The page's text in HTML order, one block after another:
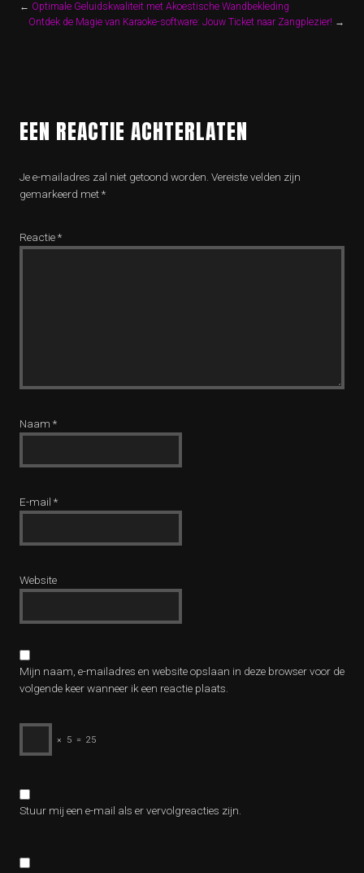
← Optimale Geluidskwaliteit met Akoestische Wandbekleding
Ontdek de Magie van Karaoke-software: Jouw Ticket naar Zangplezier! →
EEN REACTIE ACHTERLATEN
Je e-mailadres zal niet getoond worden. Vereiste velden zijn
gemarkeerd met*
Reactie*
Naam *
E-mail *
Website
Mijn naam, e-mailadres en website opslaan in deze browser voor de
volgende keer wanneer ik een reactie plaats.
× 5 = 25
Stuur mij een e-mail als er vervolgreacties zijn.